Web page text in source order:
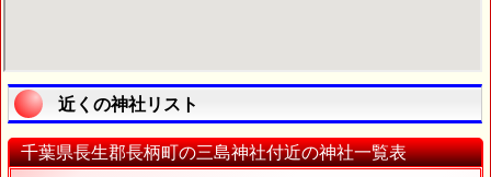
近くの神社リスト
千葉県長生郡長柄町の三島神社付近の神社一覧表